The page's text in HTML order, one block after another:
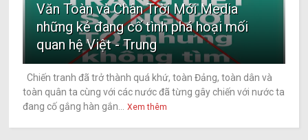
Văn Toàn và Chân Trời Mới Media
những kẻ đang cố tình phá hoại mối
quan hệ Việt - Trung
Chiến tranh đã trở thành quá khứ, toàn Đảng, toàn dân và
toàn quân ta cùng với các nước đã từng gây chiến với nước ta
đang cố gắng hàn gắn... Xem thêm